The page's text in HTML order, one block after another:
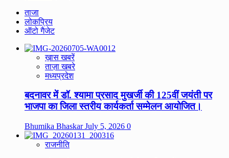
ताजा
लोकप्रिय
ऑटो गैजेट
ख़ास खबरें
ताज़ा खबरे
मध्यप्रदेश
बदनावर में डॉ. श्यामा प्रसाद मुखर्जी की 125वीं जयंती पर
भाजपा का जिला स्तरीय कार्यकर्ता सम्मेलन आयोजित।
Bhumika BhaskarJuly 5, 2026 0
राजनीति